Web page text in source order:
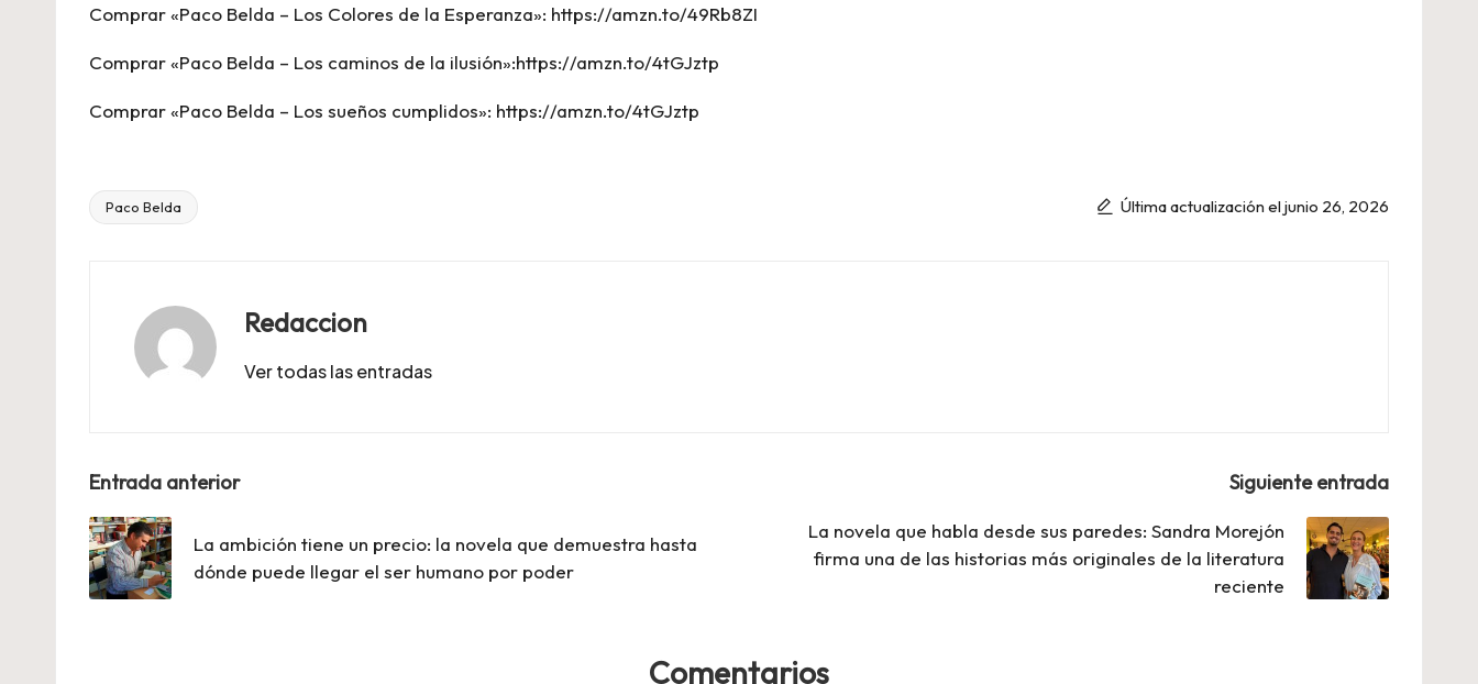
Comprar «Paco Belda – Los Colores de la Esperanza»: https://amzn.to/49Rb8ZI
Comprar «Paco Belda – Los caminos de la ilusión»:https://amzn.to/4tGJztp
Comprar «Paco Belda – Los sueños cumplidos»: https://amzn.to/4tGJztp
Etiquetas:
Paco Belda Última actualización el junio 26, 2026
Redaccion
Ver todas las entradas
Navegación
de
entradas
Entrada anterior
La ambición tiene un precio: la novela que demuestra hasta
dónde puede llegar el ser humano por poder
Siguiente entrada
La novela que habla desde sus paredes: Sandra Morejón
firma una de las historias más originales de la literatura
reciente
Comentarios